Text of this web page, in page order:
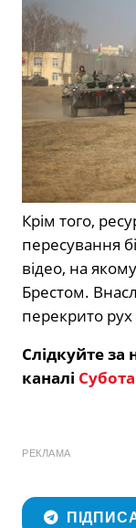
Крім того,
пересування
відео, на
Брестом.
перекрито
Слідкуйте
каналі
РЕКЛАМА